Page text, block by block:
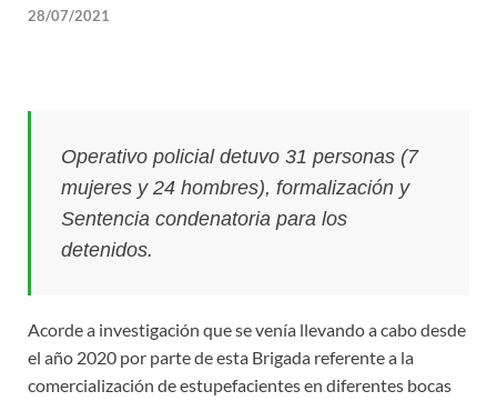
28/07/2021
Operativo policial detuvo 31 personas (7
mujeres y 24 hombres), formalización y
Sentencia condenatoria para los
detenidos.
Acorde a investigación que se venía llevando a cabo desde
el año 2020 por parte de esta Brigada referente a la
comercialización de estupefacientes en diferentes bocas